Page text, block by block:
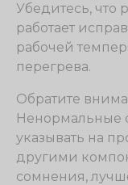
Убедитесь, что
работает
рабочей
перегрева.
Обратите
Ненормальные
указывать на
другими
сомнения,